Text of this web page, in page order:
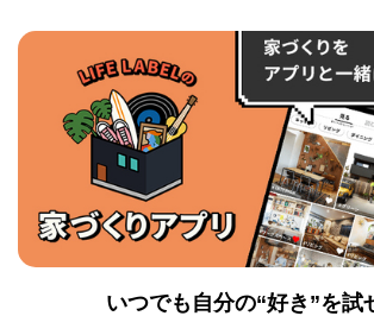
いつでも自分の“好き”を試